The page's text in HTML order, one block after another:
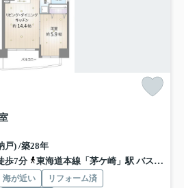
戸) /築28年
歩7分
東海道本線「茅ケ崎」駅 バス18分 神奈川中央交通「四ツ角（平塚市）」 停歩14分
海が近い
リフォーム済